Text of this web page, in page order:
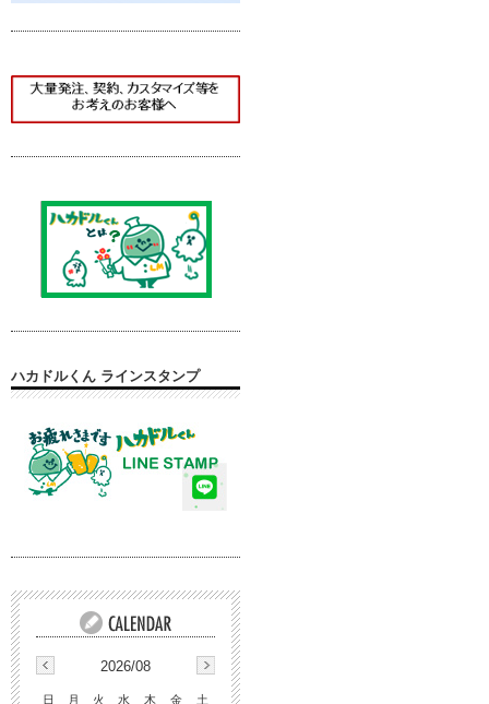
ハカドルくん ラインスタンプ
2026/08
日 月 火 水 木 金
土